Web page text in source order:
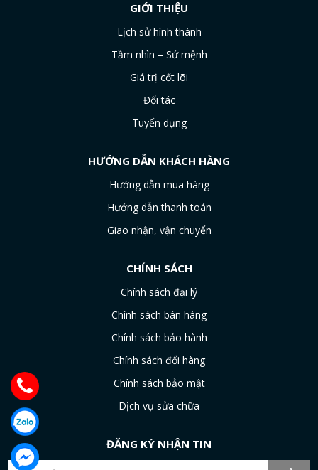
GIỚI THIỆU
Lịch sử hình thành
Tầm nhìn – Sứ mệnh
Giá trị cốt lõi
Đối tác
Tuyển dụng
HƯỚNG DẪN KHÁCH HÀNG
Hướng dẫn mua hàng
Hướng dẫn thanh toán
Giao nhận, vận chuyển
CHÍNH SÁCH
Chính sách đại lý
Chính sách bán hàng
Chính sách bảo hành
Chính sách đổi hàng
Chính sách bảo mật
Dịch vụ sửa chữa
ĐĂNG KÝ NHẬN TIN